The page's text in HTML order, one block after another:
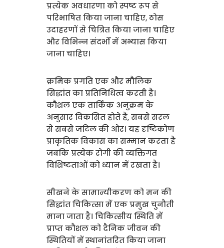
प्रत्येक अवधारणा को स्पष्ट रूप से
परिभाषित किया जाना चाहिए, ठोस
उदाहरणों से चित्रित किया जाना चाहिए
और विभिन्न संदर्भों में अभ्यास किया
जाना चाहिए।
क्रमिक प्रगति एक और मौलिक
सिद्धांत का प्रतिनिधित्व करती है।
कौशल एक तार्किक अनुक्रम के
अनुसार विकसित होते हैं, सबसे सरल
से सबसे जटिल की ओर। यह दृष्टिकोण
प्राकृतिक विकास का सम्मान करता है
जबकि प्रत्येक रोगी की व्यक्तिगत
विशिष्टताओं को ध्यान में रखता है।
सीखने के सामान्यीकरण को मन की
सिद्धांत चिकित्सा में एक प्रमुख चुनौती
माना जाता है। चिकित्सीय स्थिति में
प्राप्त कौशल को दैनिक जीवन की
स्थितियों में स्थानांतरित किया जाना